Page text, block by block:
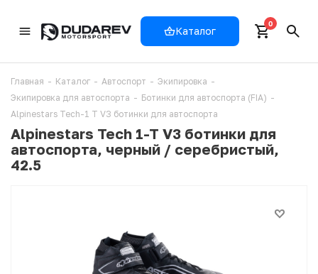
Каталог
0
Главная - Каталог - Автоспорт - Экипировка -
Экипировка для автоспорта - Ботинки для автоспорта (FIA) -
Alpinestars Tech-1 T V3 ботинки для автоспорта
Alpinestars Tech 1-T V3 ботинки для
автоспорта, черный / серебристый,
42.5